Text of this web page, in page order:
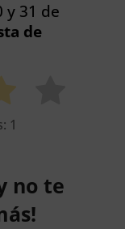
y 31 de
de
1
no te